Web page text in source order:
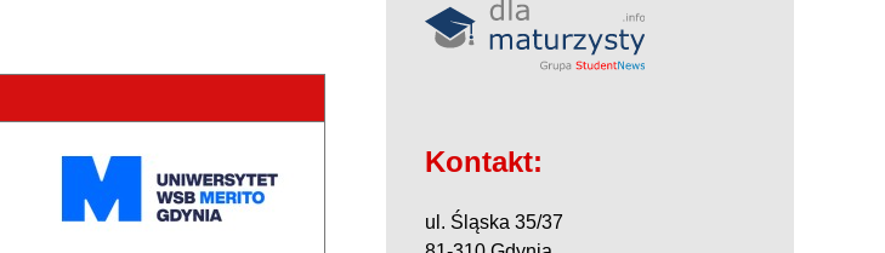
Kontakt:
ul. Śląska 35/37